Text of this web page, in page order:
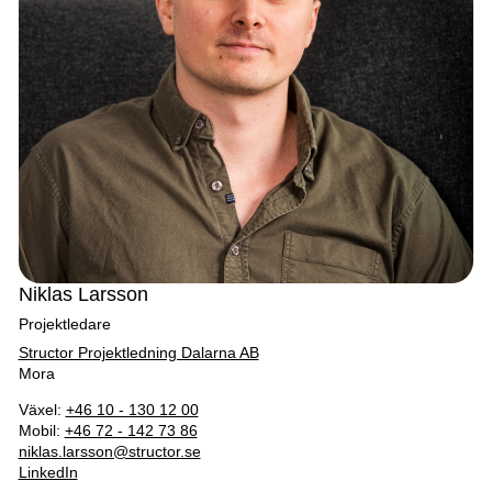
Niklas Larsson
Projektledare
Structor Projektledning Dalarna AB
Mora
Växel: +46 10 - 130 12 00
Mobil: +46 72 - 142 73 86
niklas.larsson@structor.se
LinkedIn